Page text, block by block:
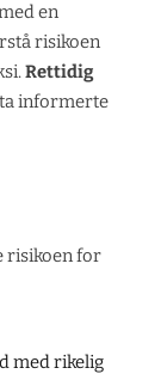
en
risikoen
Rettidig
informerte
risikoen for
med rikelig